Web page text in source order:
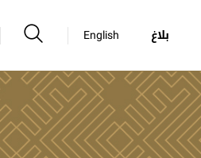
بلاغ English